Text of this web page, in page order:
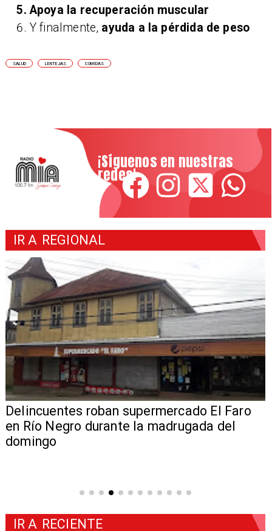
Apoya la recuperación muscular
Y finalmente, ayuda a la pérdida de peso
SALUD LENTEJAS COMIDAS
¡Síguenos en nuestras
redes!
IR A REGIONAL
Delincuentes roban supermercado El Faro
en Río Negro durante la madrugada del
domingo
IR A RECIENTE